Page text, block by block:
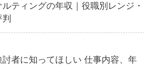
ティングの年収｜役職別レンジ・
者に知ってほしい 仕事内容、年